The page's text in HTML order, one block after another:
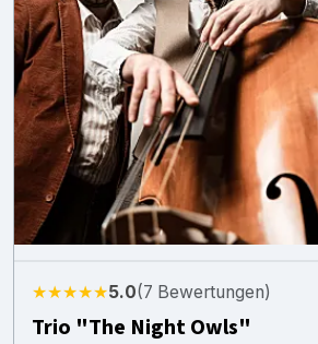
★★★★★5.0(7 Bewertungen)
Trio "The Night Owls"